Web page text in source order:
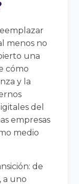
menos no
una
cómo
y la
del
empresas
medio
de
a uno